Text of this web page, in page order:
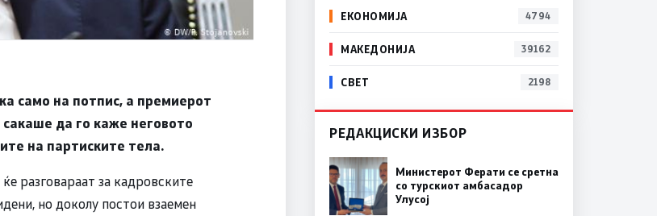
само на потпис, а премиерот
да го каже неговото
на партиските тела.
разговараат за кадровските
но доколу постои взаемен
ЕКОНОМИЈА 4794
МАКЕДОНИЈА 39162
СВЕТ 2198
РЕДАКЦИСКИ ИЗБОР
Министерот Ферати се сретна
со турскиот амбасадор
Улусој